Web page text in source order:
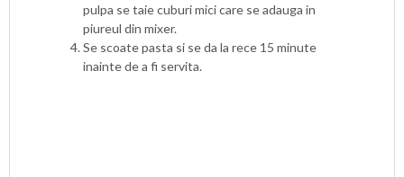
pulpa se taie cuburi mici care se adauga in
piureul din mixer.
Se scoate pasta si se da la rece 15 minute
inainte de a fi servita.